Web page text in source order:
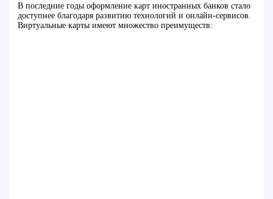
В последние годы оформление карт иностранных банков стало
доступнее благодаря развитию технологий и онлайн-сервисов.
Виртуальные карты имеют множество преимуществ: